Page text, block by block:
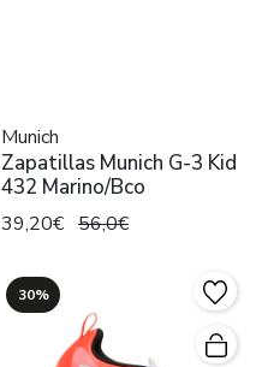
Munich
Zapatillas Munich G-3 Kid
432 Marino/Bco
39,20€ 56,0€
30%